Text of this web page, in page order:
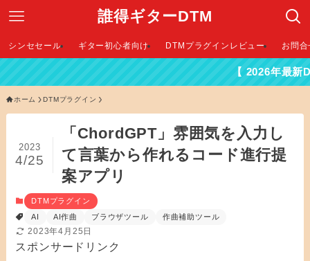
誰得ギターDTM
シンセセール ギター初心者向け DTMプラグインレビュー お問
【 2026年最新DTMセール情
ホーム DTMプラグイン
「ChordGPT」雰囲気を入力し
て言葉から作れるコード進行提
案アプリ
2023
4/25
DTMプラグイン
AI
AI作曲 ブラウザツール 作曲補助ツール
2023年4月25日
スポンサードリンク